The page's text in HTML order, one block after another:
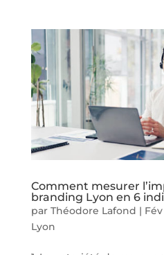
Comment mesurer
branding Lyon en 6
par Théodore Lafond |
Lyon